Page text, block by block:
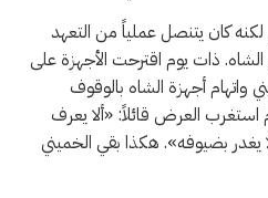
لكنه كان يتنصل عملياً من التعهد
ذات يوم اقترحت الأجهزة على
واتهام أجهزة الشاه بالوقوف
استغرب العرض قائلاً: «ألا يعرف
يغدر بضيوفه». هكذا بقي الخميني